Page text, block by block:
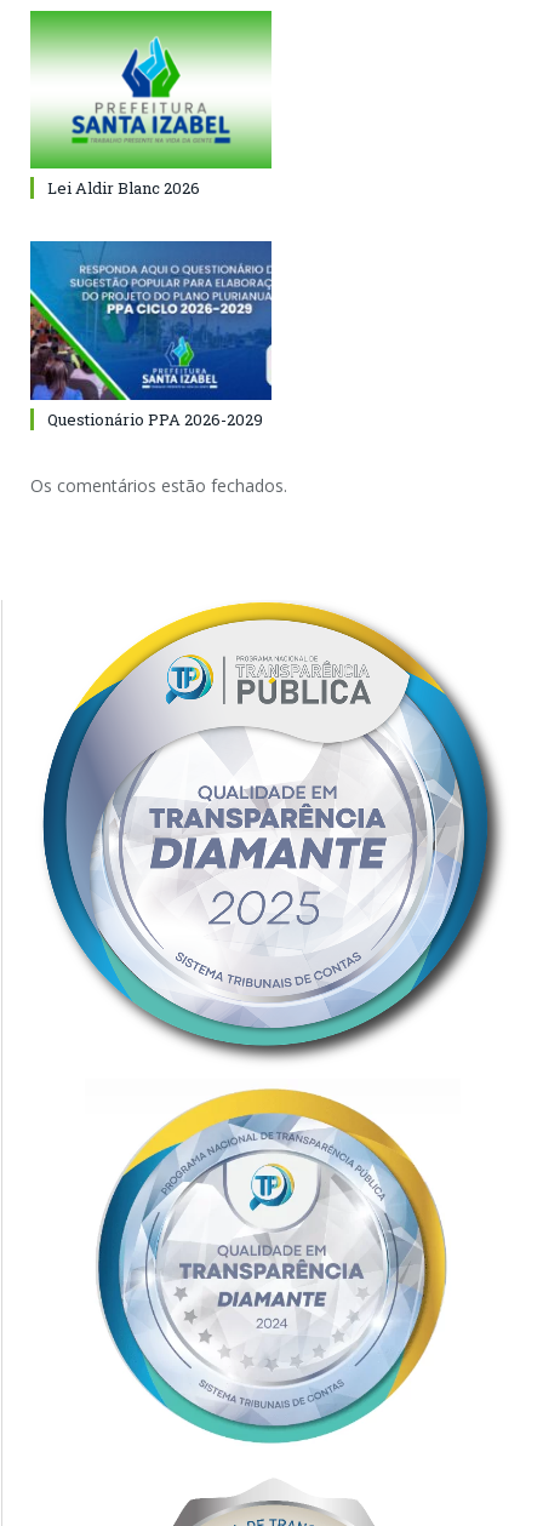
Lei Aldir Blanc 2026
Questionário PPA 2026-2029
Os comentários estão fechados.